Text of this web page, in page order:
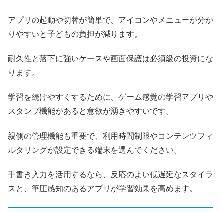
アプリの起動や切替が簡単で、アイコンやメニューが分か
りやすいと子どもの負担が減ります。
耐久性と落下に強いケースや画面保護は必須級の投資にな
ります。
学習を続けやすくするために、ゲーム感覚の学習アプリや
スタンプ機能があると意欲が湧きやすいです。
親側の管理機能も重要で、利用時間制限やコンテンツフィ
ルタリングが設定できる端末を選んでください。
手書き入力を活用するなら、反応のよい低遅延なスタイラ
スと、筆圧感知のあるアプリが学習効果を高めます。